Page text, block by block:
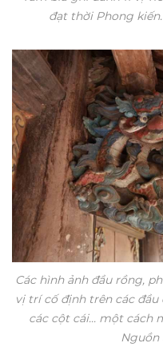
đạt thời Phong
Các hình ảnh đầu rồng,
vị trí cố định trên các
các cột cái... một cách
Nguồn